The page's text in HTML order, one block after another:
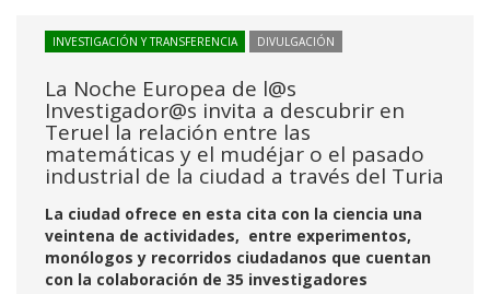
INVESTIGACIÓN Y TRANSFERENCIA DIVULGACIÓN
La Noche Europea de l@s
Investigador@s invita a descubrir en
Teruel la relación entre las
matemáticas y el mudéjar o el pasado
industrial de la ciudad a través del Turia
La ciudad ofrece en esta cita con la ciencia una
veintena de actividades, entre experimentos,
monólogos y recorridos ciudadanos que cuentan
con la colaboración de 35 investigadores